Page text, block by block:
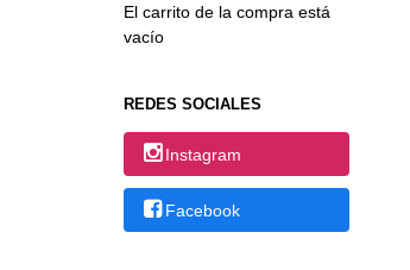
El carrito de la compra está
vacío
REDES SOCIALES
Instagram
Facebook